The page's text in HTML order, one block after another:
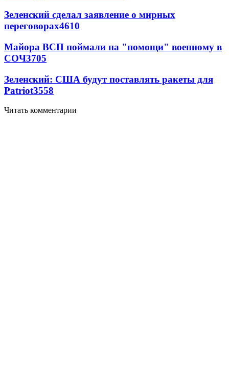
Зеленский сделал заявление о мирных
переговорах4610
Майора ВСП поймали на "помощи" военному в
СОЧ3705
Зеленский: США будут поставлять ракеты для
Patriot3558
Читать комментарии